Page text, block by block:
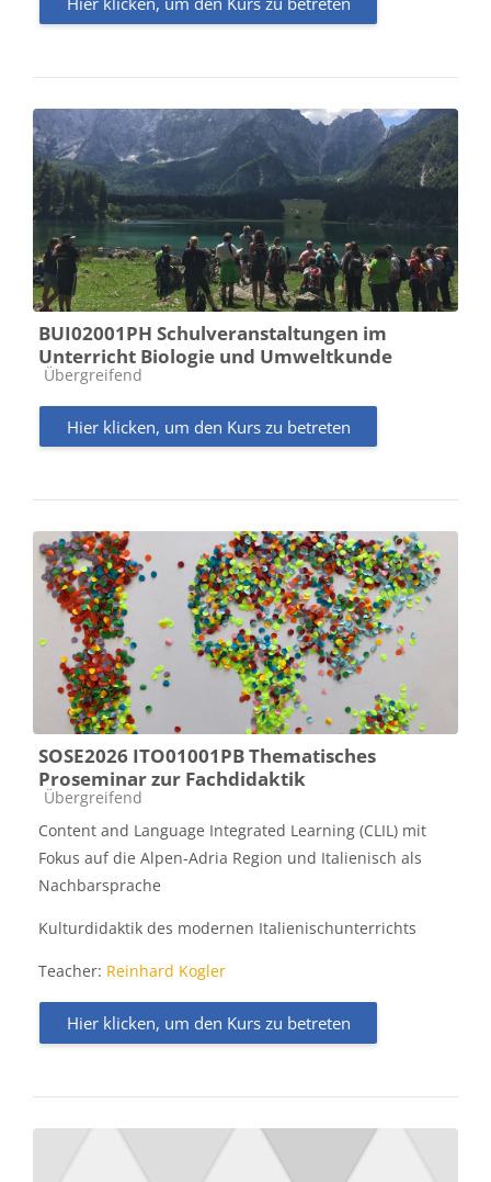
BUI02001PH Schulveranstaltungen im
Unterricht Biologie und Umweltkunde
Kursbereich
Übergreifend
Hier klicken, um den Kurs zu betreten
SOSE2026 ITO01001PB Thematisches
Proseminar zur Fachdidaktik
Kursbereich
Übergreifend
Content and Language Integrated Learning (CLIL) mit
Fokus auf die Alpen-Adria Region und Italienisch als
Nachbarsprache
Kulturdidaktik des modernen Italienischunterrichts
Teacher: Reinhard Kogler
Hier klicken, um den Kurs zu betreten